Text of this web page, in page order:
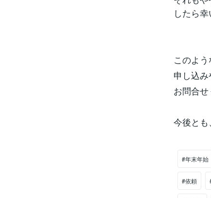
したら幸
このよ
申し込
お問合せ
今後とも
#年末年始
#依頼